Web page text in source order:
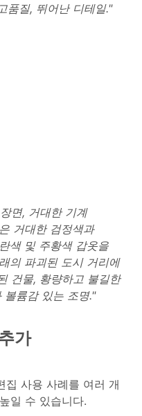
품질, 뛰어난 디테일."
면, 거대한 기계
거대한 검정색과
색 및 주황색 갑옷을
의 파괴된 도시 거리에
건물, 황량하고 불길한
볼륨감 있는 조명."
가
집 사용 사례를 여러 개
일 수 있습니다.